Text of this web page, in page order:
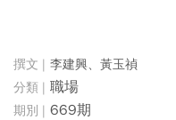
李建興、黃玉禎
職場
669期